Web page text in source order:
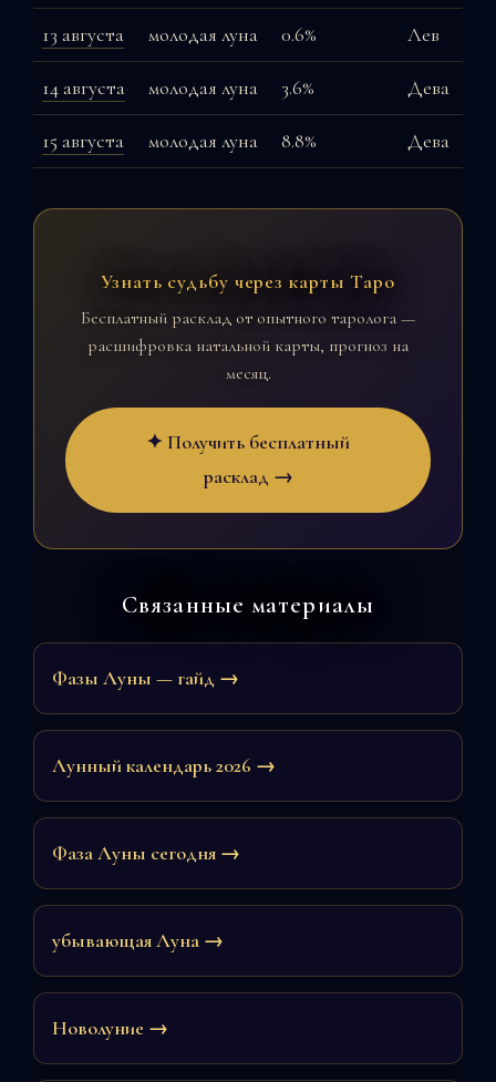
13 августа молодая луна 0.6% Лев
14 августа молодая луна 3.6% Дева
15 августа молодая луна 8.8% Дева
Узнать судьбу через карты Таро
Бесплатный расклад от опытного таролога —
расшифровка натальной карты, прогноз на
месяц.
✦ Получить бесплатный
расклад →
Связанные материалы
Фазы Луны — гайд →
Лунный календарь 2026 →
Фаза Луны сегодня →
убывающая Луна →
Новолуние →